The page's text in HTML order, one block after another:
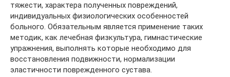
тяжести, характера полученных повреждений,
индивидуальных физиологических особенностей
больного. Обязательным является применение таких
методик, как лечебная физкультура, гимнастические
упражнения, выполнять которые необходимо для
восстановления подвижности, нормализации
эластичности поврежденного сустава.